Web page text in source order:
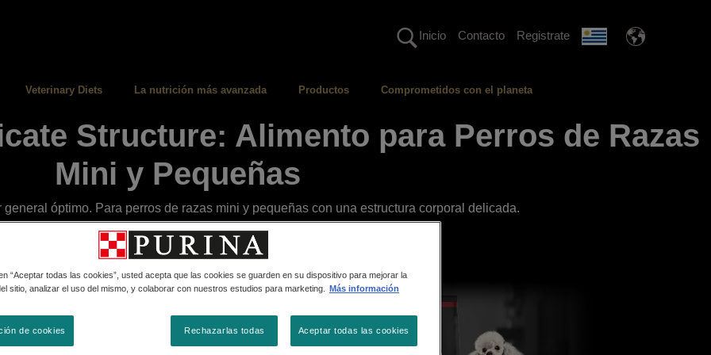
Inicio Contacto Registrate
Veterinary Diets La nutrición más avanzada Productos Comprometidos con el planeta
Structure: Alimento para Perros de Razas
Mini y Pequeñas
óptimo. Para perros de razas mini y pequeñas con una estructura corporal delicada.
“Aceptar todas las cookies”, usted acepta que las cookies se guarden en su dispositivo para mejorar la
sitio, analizar el uso del mismo, y colaborar con nuestros estudios para marketing.
Más información
Rechazarlas todas Aceptar todas las cookies
de cookies